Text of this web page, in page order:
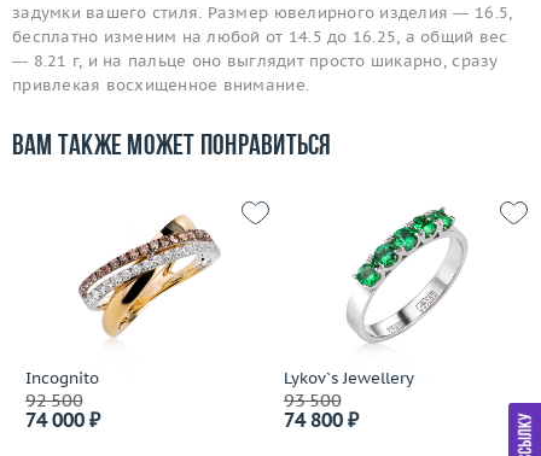
задумки вашего стиля. Размер ювелирного изделия — 16.5,
бесплатно изменим на любой от 14.5 до 16.25, а общий вес
— 8.21 г, и на пальце оно выглядит просто шикарно, сразу
привлекая восхищенное внимание.
Вам также может понравиться
Incognito
92 500
74 000 ₽
Lykov`s Jewellery
93 500
74 800 ₽